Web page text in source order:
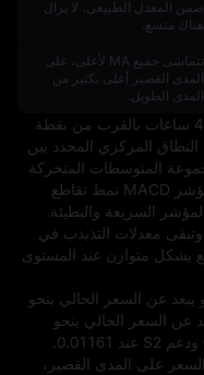
ضمن المعدل الطبيعي، لا يزال
هناك متسع.
تتماشى جميع MA لأعلى، على
المدى القصير أعلى بكثير من
المدى الطويل.